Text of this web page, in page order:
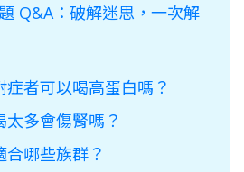
Q&A：破解迷思，一次解
症者可以喝高蛋白嗎？
太多會傷腎嗎？
哪些族群？